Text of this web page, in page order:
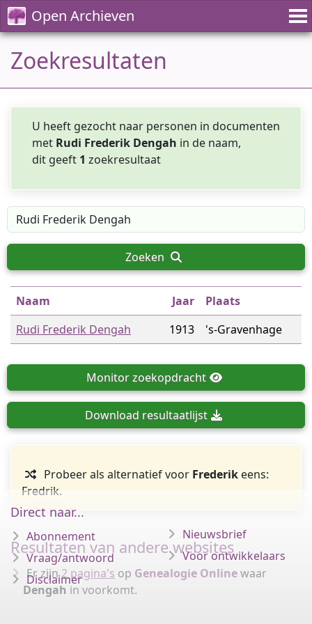
Open Archieven
Zoekresultaten
U heeft gezocht naar personen in documenten
met Rudi Frederik Dengah in de naam,
dit geeft 1 zoekresultaat
Zoeken
Naam Jaar
Plaats
Rudi Frederik Dengah
1913 's-Gravenhage
Monitorzoekopdracht
Download resultaatlijst
Probeer als alternatief voor Frederikeens:
Fredrik.
Resultaten van andere websites
Er zijn2 pagina's op Genealogie Onlinewaar
Dengah in voorkomt.
Direct naar...
Abonnement
Vraag/antwoord
Disclaimer
Nieuwsbrief
Voor ontwikkelaars